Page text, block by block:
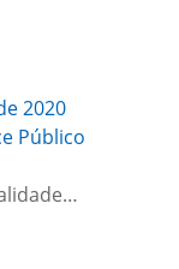
2020
Público